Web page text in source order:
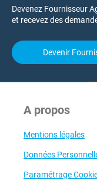
Devenez Fournisseur
et recevez des
Devenir
A propos
Mentions légales
Données
Paramétrage